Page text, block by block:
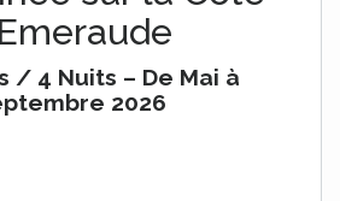
/ 4 Nuits – De Mai à
2026